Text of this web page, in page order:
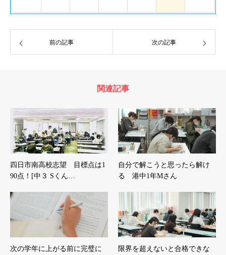
前の記事 次の記事
関連記事
四日市南高校志望 目標点は1
90点！[中３ Sくん…
自分で解こうと思ったら解け
る 港中1年Mさん
次の学年に上がる前に完璧に
限界を超えないと合格できな